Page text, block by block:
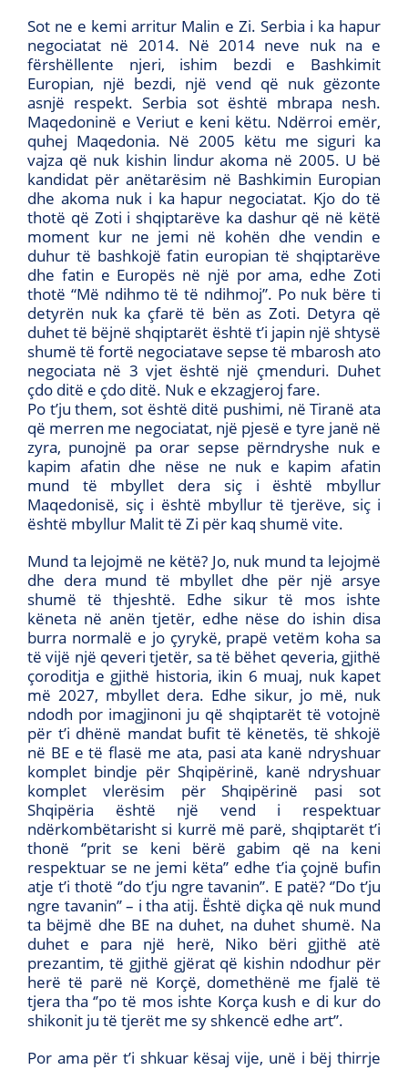
Sot ne e kemi arritur Malin e Zi. Serbia i ka hapur
negociatat në 2014. Në 2014 neve nuk na e
fërshëllente njeri, ishim bezdi e Bashkimit
Europian, një bezdi, një vend që nuk gëzonte
asnjë respekt. Serbia sot është mbrapa nesh.
Maqedoninë e Veriut e keni këtu. Ndërroi emër,
quhej Maqedonia. Në 2005 këtu me siguri ka
vajza që nuk kishin lindur akoma në 2005. U bë
kandidat për anëtarësim në Bashkimin Europian
dhe akoma nuk i ka hapur negociatat. Kjo do të
thotë që Zoti i shqiptarëve ka dashur që në këtë
moment kur ne jemi në kohën dhe vendin e
duhur të bashkojë fatin europian të shqiptarëve
dhe fatin e Europës në një por ama, edhe Zoti
thotë “Më ndihmo të të ndihmoj”. Po nuk bëre ti
detyrën nuk ka çfarë të bën as Zoti. Detyra që
duhet të bëjnë shqiptarët është t’i japin një shtysë
shumë të fortë negociatave sepse të mbarosh ato
negociata në 3 vjet është një çmenduri. Duhet
çdo ditë e çdo ditë. Nuk e ekzagjeroj fare.
Po t’ju them, sot është ditë pushimi, në Tiranë ata
që merren me negociatat, një pjesë e tyre janë në
zyra, punojnë pa orar sepse përndryshe nuk e
kapim afatin dhe nëse ne nuk e kapim afatin
mund të mbyllet dera siç i është mbyllur
Maqedonisë, siç i është mbyllur të tjerëve, siç i
është mbyllur Malit të Zi për kaq shumë vite.
Mund ta lejojmë ne këtë? Jo, nuk mund ta lejojmë
dhe dera mund të mbyllet dhe për një arsye
shumë të thjeshtë. Edhe sikur të mos ishte
këneta në anën tjetër, edhe nëse do ishin disa
burra normalë e jo çyrykë, prapë vetëm koha sa
të vijë një qeveri tjetër, sa të bëhet qeveria, gjithë
çoroditja e gjithë historia, ikin 6 muaj, nuk kapet
më 2027, mbyllet dera. Edhe sikur, jo më, nuk
ndodh por imagjinoni ju që shqiptarët të votojnë
për t’i dhënë mandat bufit të kënetës, të shkojë
në BE e të flasë me ata, pasi ata kanë ndryshuar
komplet bindje për Shqipërinë, kanë ndryshuar
komplet vlerësim për Shqipërinë pasi sot
Shqipëria është një vend i respektuar
ndërkombëtarisht si kurrë më parë, shqiptarët t’i
thonë ‘’prit se keni bërë gabim që na keni
respektuar se ne jemi këta’’ edhe t’ia çojnë bufin
atje t’i thotë ‘’do t’ju ngre tavanin’’. E patë? ‘’Do t’ju
ngre tavanin’’ – i tha atij. Është diçka që nuk mund
ta bëjmë dhe BE na duhet, na duhet shumë. Na
duhet e para një herë, Niko bëri gjithë atë
prezantim, të gjithë gjërat që kishin ndodhur për
herë të parë në Korçë, domethënë me fjalë të
tjera tha ‘’po të mos ishte Korça kush e di kur do
shikonit ju të tjerët me sy shkencë edhe art’’.
Por ama për t’i shkuar kësaj vije, unë i bëj thirrje